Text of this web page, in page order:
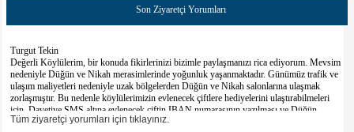
Son Ziyaretçi Yorumları
Değerli Köylülerim, bir konuda fikirlerinizi bizimle paylaşmanızı rica ediyorum. Mevsim
nedeniyle Düğün ve Nikah merasimlerinde yoğunluk yaşanmaktadır. Günümüz trafik ve
ulaşım maliyetleri nedeniyle uzak bölgelerden Düğün ve Nikah salonlarına ulaşmak
zorlaşmıştır. Bu nedenle köylülerimizin evlenecek çiftlere hediyelerini ulaştırabilmeleri
için, Davetiye SMS altına evlenecek çiftin IBAN numarasının yazılması ve Düğün
davetiyelerinin dağıtılmasında yaşanan zorluk nedeniyle davetiyelerin toplu sms olarak
gönderilmesinin yeterli olacağı önerisi hakkındaki görüşlerinizi paylaşmanızı rica ederim.
Tüm ziyaretçi yorumları için tıklayınız.